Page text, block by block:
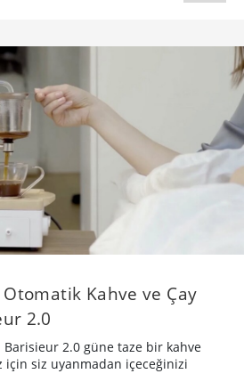
Kahve ve Çay
2.0
Barisieur 2.0 güne taze bir kahve
için siz uyanmadan içeceğinizi